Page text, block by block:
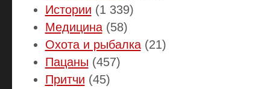
Истории (1 339)
Медицина(58)
Охота и рыбалка(21)
Пацаны (457)
Притчи (45)